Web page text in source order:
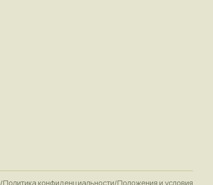
/Политика конфиденциальности/Положения и условия